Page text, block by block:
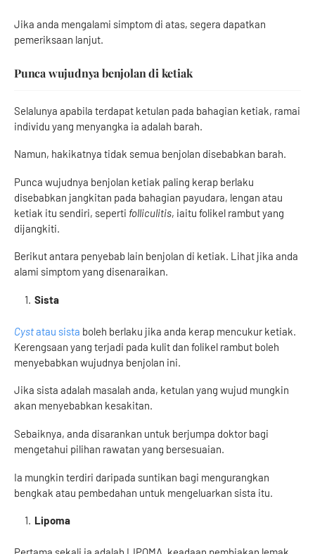
Jika anda mengalami simptom di atas, segera dapatkan
pemeriksaan lanjut.
Punca wujudnya benjolan di ketiak
Selalunya apabila terdapat ketulan pada bahagian ketiak, ramai
individu yang menyangka ia adalah barah.
Namun, hakikatnya tidak semua benjolan disebabkan barah.
Punca wujudnya benjolan ketiak paling kerap berlaku
disebabkan jangkitan pada bahagian payudara, lengan atau
ketiak itu sendiri, seperti folliculitis, iaitu folikel rambut yang
dijangkiti.
Berikut antara penyebab lain benjolan di ketiak. Lihat jika anda
alami simptom yang disenaraikan.
Sista
Cystatau sista boleh berlaku jika anda kerap mencukur ketiak.
Kerengsaan yang terjadi pada kulit dan folikel rambut boleh
menyebabkan wujudnya benjolan ini.
Jika sista adalah masalah anda, ketulan yang wujud mungkin
akan menyebabkan kesakitan.
Sebaiknya, anda disarankan untuk berjumpa doktor bagi
mengetahui pilihan rawatan yang bersesuaian.
Ia mungkin terdiri daripada suntikan bagi mengurangkan
bengkak atau pembedahan untuk mengeluarkan sista itu.
Lipoma